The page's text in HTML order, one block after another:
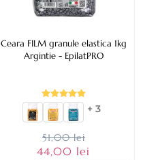
Ceara FILM granule elastica 1kg
Argintie - EpilatPRO
+ 3
51,00 lei
44,00 lei